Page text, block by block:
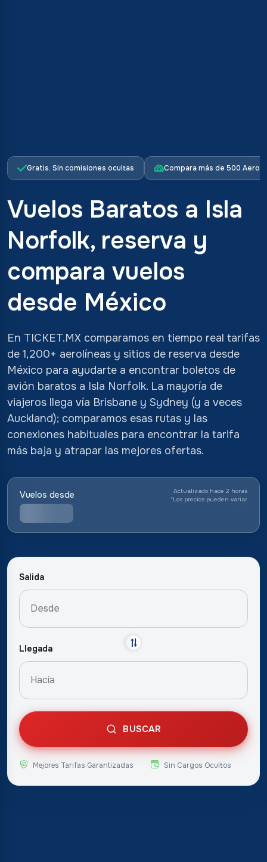
Gratis. Sin comisiones ocultas Compara más de 500
Vuelos Baratos a Isla
Norfolk, reserva y
compara vuelos
desde México
En TICKET.MX comparamos en tiempo real tarifas
de 1,200+ aerolíneas y sitios de reserva desde
México para ayudarte a encontrar boletos de
avión baratos a Isla Norfolk. La mayoría de
viajeros llega vía Brisbane y Sydney (y a veces
Auckland); comparamos esas rutas y las
conexiones habituales para encontrar la tarifa
más baja y atrapar las mejores ofertas.
Vuelos desde
Actualizado hace 2 horas
*Los precios pueden variar
Salida
Llegada
BUSCAR
Mejores Tarifas Garantizadas Sin Cargos Ocultos